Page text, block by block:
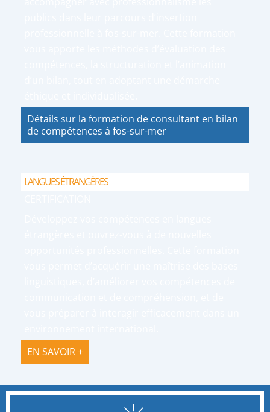
Détails sur la formation de consultant en bilan
de compétences à fos-sur-mer
LANGUES ÉTRANGÈRES
EN SAVOIR +